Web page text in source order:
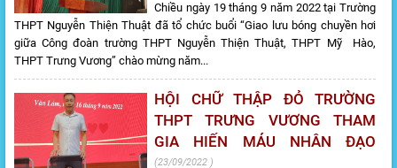
Chiều ngày 19 tháng 9 năm 2022 tại Trường
THPT Nguyễn Thiện Thuật đã tổ chức buổi “Giao lưu bóng chuyền hơi
giữa Công đoàn trường THPT Nguyễn Thiện Thuật, THPT Mỹ Hào,
THPT Trưng Vương” chào mừng năm...
HỘI CHỮ THẬP ĐỎ TRƯỜNG
THPT TRƯNG VƯƠNG THAM
GIA HIẾN MÁU NHÂN ĐẠO
23/09/2022